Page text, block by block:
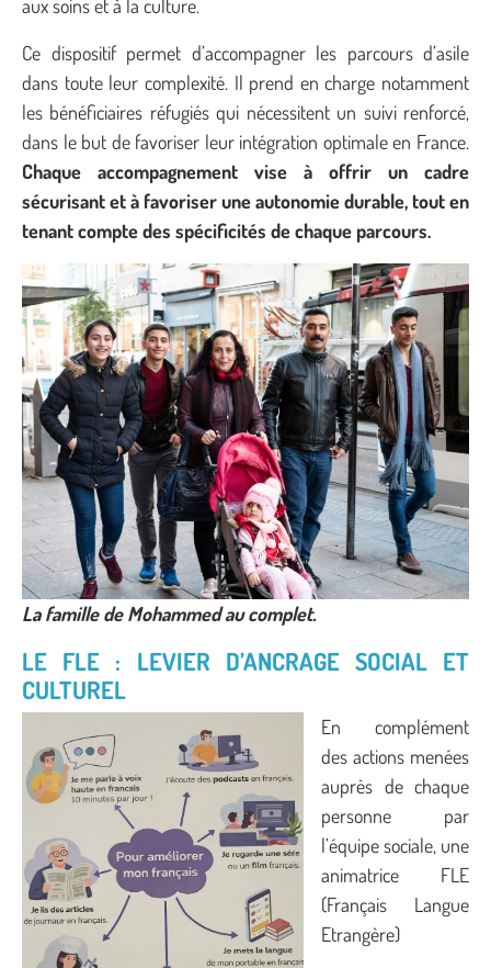
aux soins et à la culture.
Ce dispositif permet d’accompagner les parcours d’asile
dans toute leur complexité. Il prend en charge notamment
les bénéficiaires réfugiés qui nécessitent un suivi renforcé,
dans le but de favoriser leur intégration optimale en France.
Chaque accompagnement vise à offrir un cadre
sécurisant et à favoriser une autonomie durable, tout en
tenant compte des spécificités de chaque parcours.
La famille de Mohammed au complet.
LE FLE : LEVIER D’ANCRAGE SOCIAL ET
CULTUREL
En complément
des actions menées
auprès de chaque
personne par
l’équipe sociale, une
animatrice FLE
(Français Langue
Etrangère)